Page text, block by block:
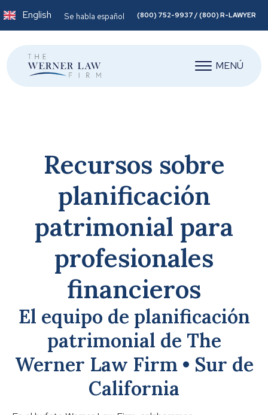
English Se habla español (800) 752-9937 / (800) R-LAWYER
MENÚ
Recursos sobre
planificación
patrimonial para
profesionales
financieros
El equipo de planificación
patrimonial de The
Werner Law Firm • Sur de
California